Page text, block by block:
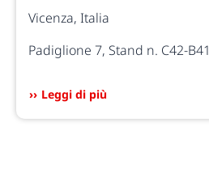
Vicenza, Italia
Padiglione 7, Stand n. C42-B41
Leggi di più